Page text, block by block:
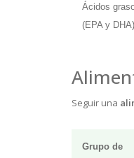
Ácidos
(EPA y DHA)
Seguir una
Grupo de